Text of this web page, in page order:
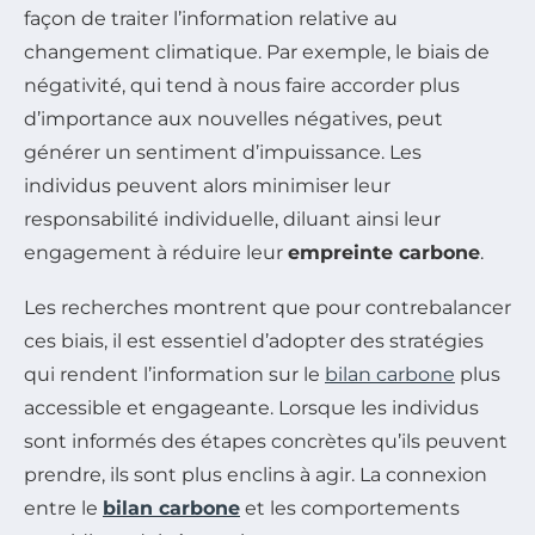
façon de traiter l’information relative au
changement climatique. Par exemple, le biais de
négativité, qui tend à nous faire accorder plus
d’importance aux nouvelles négatives, peut
générer un sentiment d’impuissance. Les
individus peuvent alors minimiser leur
responsabilité individuelle, diluant ainsi leur
engagement à réduire leur empreinte carbone.
Les recherches montrent que pour contrebalancer
ces biais, il est essentiel d’adopter des stratégies
qui rendent l’information sur le bilan carbone plus
accessible et engageante. Lorsque les individus
sont informés des étapes concrètes qu’ils peuvent
prendre, ils sont plus enclins à agir. La connexion
entre le bilan carbone et les comportements